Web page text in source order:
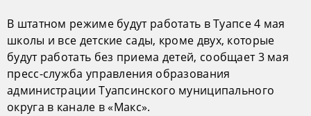
В штатном режиме будут работать в Туапсе 4 мая
школы и все детские сады, кроме двух, которые
будут работать без приема детей, сообщает 3 мая
пресс-служба управления образования
администрации Туапсинского муниципального
округа в канале в «Макс».